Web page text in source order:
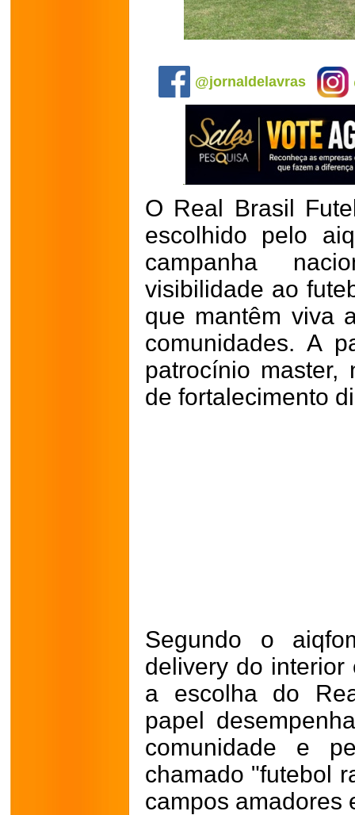
@jornaldelavras
O Real Brasil
escolhido pelo
campanha
visibilidade ao
que mantêm viva
comunidades. A
patrocínio master,
de fortalecimento
Segundo o
delivery do
a escolha do
papel
comunidade e
chamado "futebol
campos amadores